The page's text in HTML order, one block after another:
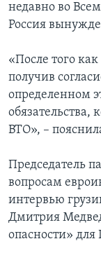
недавно во
Россия
«После того
получив
определенном
обязательства,
ВТО», –
Председатель
вопросам
интервью
Дмитрия
опасности» для